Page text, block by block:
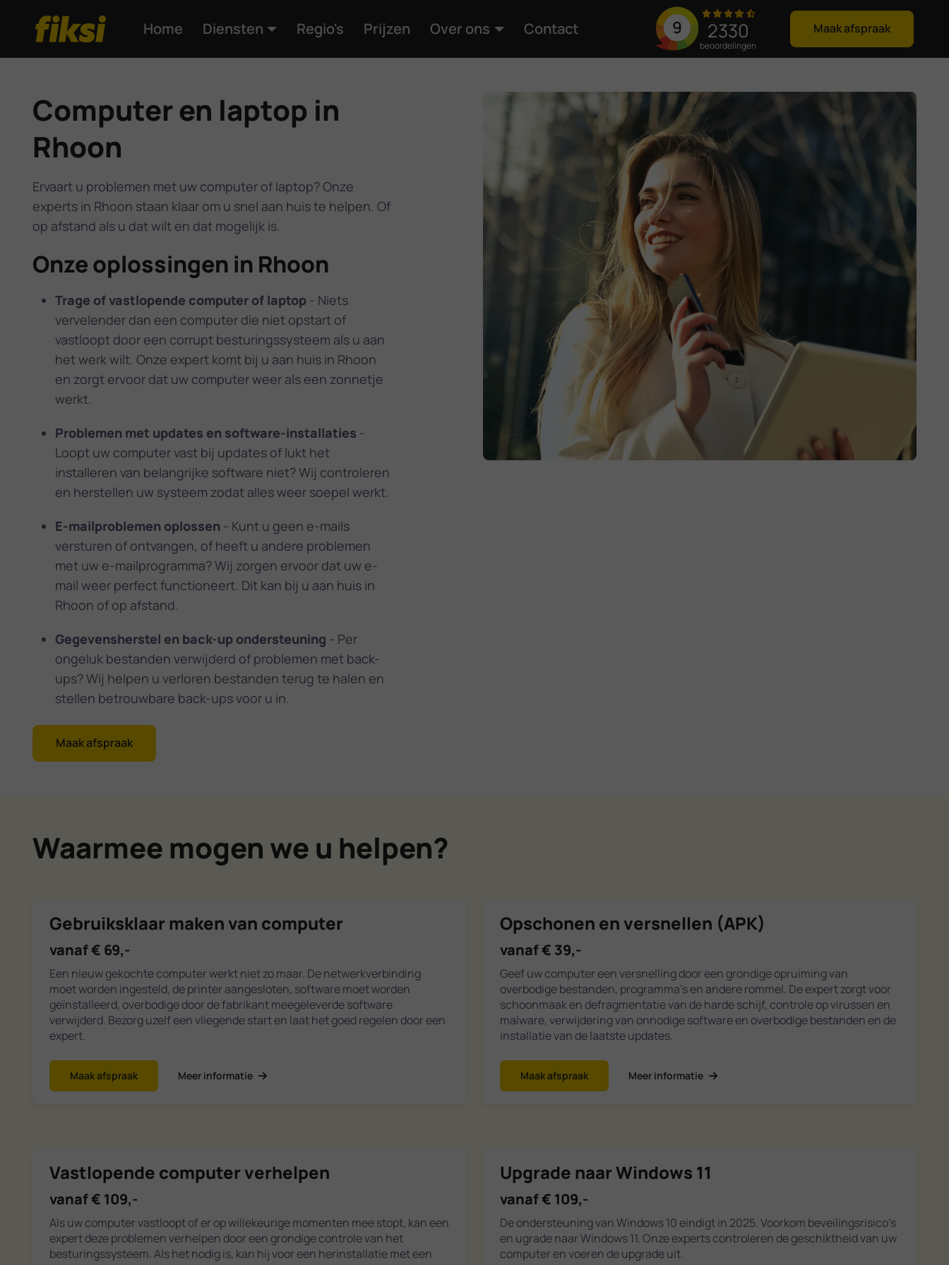
Home Diensten Regio's Prijzen Over ons Contact 9 2330
beoordelingen
Maak afspraak
Computer en laptop in
Rhoon
Ervaart u problemen met uw computer of laptop? Onze
experts in Rhoon staan klaar om u snel aan huis te helpen. Of
op afstand als u dat wilt en dat mogelijk is.
Onze oplossingen in Rhoon
Trage of vastlopende computer of laptop- Niets
vervelender dan een computer die niet opstart of
vastloopt door een corrupt besturingssysteem als u aan
het werk wilt. Onze expert komt bij u aan huis in Rhoon
en zorgt ervoor dat uw computer weer als een zonnetje
werkt.
Problemen met updates en software-installaties -
Loopt uw computer vast bij updates of lukt het
installeren van belangrijke software niet? Wij controleren
en herstellen uw systeem zodat alles weer soepel werkt.
E-mailproblemen oplossen - Kunt u geen e-mails
versturen of ontvangen, of heeft u andere problemen
met uw e-mailprogramma? Wij zorgen ervoor dat uw e-
mail weer perfect functioneert. Dit kan bij u aan huis in
Rhoon of op afstand.
Gegevensherstel en back-up ondersteuning - Per
ongeluk bestanden verwijderd of problemen met back-
ups? Wij helpen u verloren bestanden terug te halen en
stellen betrouwbare back-ups voor u in.
Maak afspraak
Waarmee mogen we u helpen?
Gebruiksklaar maken van computer
vanaf € 69,-
Een nieuw gekochte computer werkt niet zo maar. De netwerkverbinding
moet worden ingesteld, de printer aangesloten, software moet worden
geïnstalleerd, overbodige door de fabrikant meegeleverde software
verwijderd. Bezorg uzelf een vliegende start en laat het goed regelen door een
expert.
Maak afspraak Meer informatie
Opschonen en versnellen (APK)
vanaf € 39,-
Geef uw computer een versnelling door een grondige opruiming van
overbodige bestanden, programma's en andere rommel. De expert zorgt voor
schoonmaak en defragmentatie van de harde schijf, controle op virussen en
malware, verwijdering van onnodige software en overbodige bestanden en de
installatie van de laatste updates.
Maak afspraak Meer informatie
Vastlopende computer verhelpen
vanaf € 109,-
Als uw computer vastloopt of er op willekeurige momenten mee stopt, kan een
expert deze problemen verhelpen door een grondige controle van het
besturingssysteem. Als het nodig is, kan hij voor een herinstallatie met een
Upgrade naar Windows 11
vanaf € 109,-
De ondersteuning van Windows 10 eindigt in 2025. Voorkom beveilingsrisico's
en ugrade naar Windows 11. Onze experts controleren de geschiktheid van uw
computer en voeren de upgrade uit.